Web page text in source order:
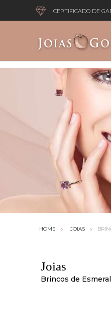
CERTIFICADO DE
JOIAS
Joias
Brincos de